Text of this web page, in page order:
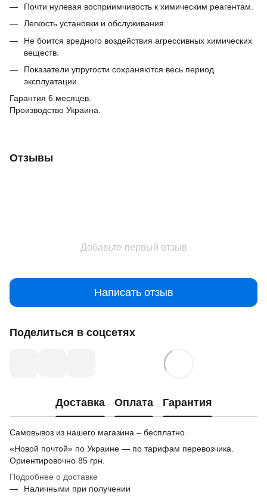
Почти нулевая восприимчивость к химическим реагентам.
Легкость установки и обслуживания.
Не боится вредного воздействия агрессивных химических
веществ.
Показатели упругости сохраняются весь период
эксплуатации
Гарантия 6 месяцев.
Производство Украина.
Отзывы
Добавьте первый отзыв
Написать отзыв
Поделиться в соцсетях
Доставка Оплата Гарантия
Самовывоз из нашего магазина – бесплатно.
«Новой почтой» по Украине — по тарифам перевозчика.
Ориентировочно 85 грн.
Подробнее о доставке
Наличными при получении